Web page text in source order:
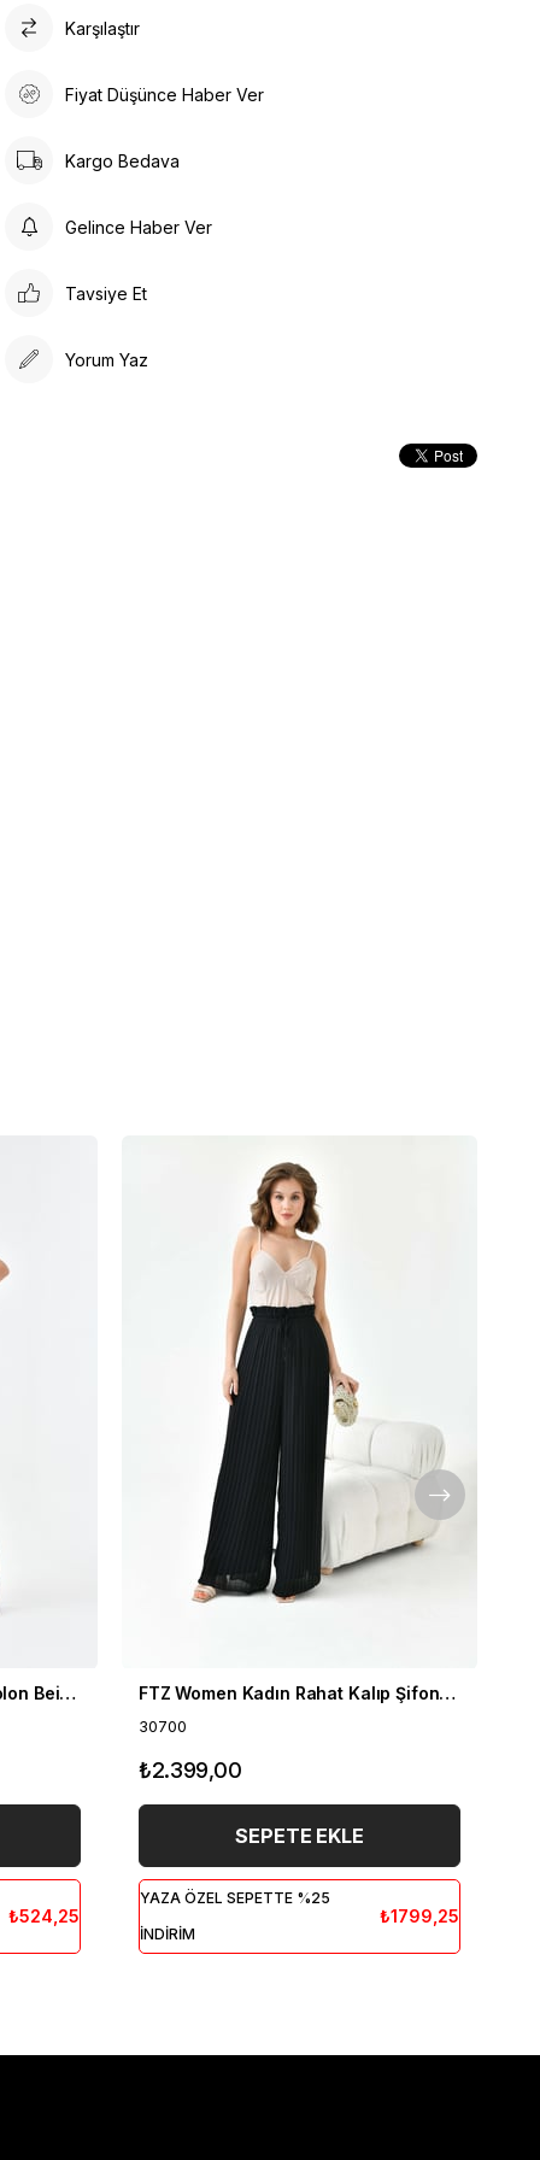
Karşılaştır
Fiyat Düşünce Haber Ver
Kargo Bedava
Gelince Haber Ver
Tavsiye Et
Yorum Yaz
FTZ Women Kadın Deri Pantolon Beige 30634
₺524,25
FTZ Women Kadın Rahat Kalıp Şifon Pliseli Pantolon Siyah 30700
30700
₺2.399,00
SEPETE EKLE
YAZA ÖZEL SEPETTE %25
İNDİRİM
₺1799,25